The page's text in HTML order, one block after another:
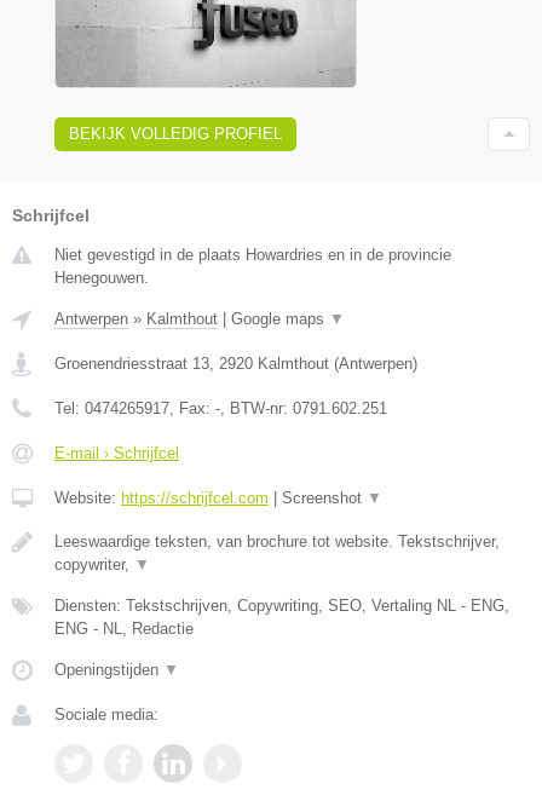
BEKIJK VOLLEDIG PROFIEL
Schrijfcel
Niet gevestigd in de plaats Howardries en in de provincie
Henegouwen.
Antwerpen » Kalmthout Google maps ▼
Groenendriesstraat 13, 2920 Kalmthout (Antwerpen)
Tel: 0474265917, Fax: -, BTW-nr: 0791.602.251
E-mail › Schrijfcel
Website: https://schrijfcel.com Screenshot ▼
Leeswaardige teksten, van brochure tot website. Tekstschrijver,
copywriter, ▼
Diensten: Tekstschrijven, Copywriting, SEO, Vertaling NL - ENG,
ENG - NL, Redactie
Openingstijden ▼
Sociale media: